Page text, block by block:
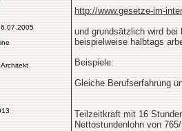
http://www.gesetze-im-
und grundsätzlich wird
beispielweise halbtags
Beispiele:
Gleiche Berufserfahrung
Teilzeitkraft mit 16
Nettostundenlohn von